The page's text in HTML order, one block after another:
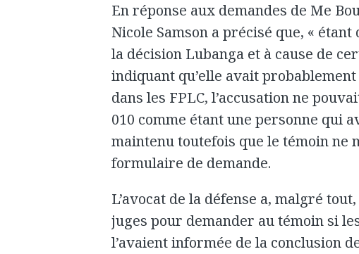
En réponse aux demandes de Me
Nicole Samson a précisé que, «
la décision Lubanga et à cause de
indiquant qu’elle avait probablement
dans les FPLC, l’accusation ne
010 comme étant une personne qui
maintenu toutefois que le témoin ne
formulaire de demande.
L’avocat de la défense a, malgré
juges pour demander au témoin si
l’avaient informée de la conclusion